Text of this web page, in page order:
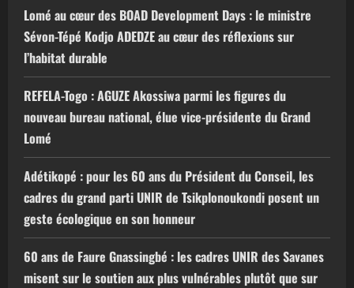
Lomé au cœur des BOAD Development Days : le ministre
Sévon-Tépé Kodjo ADEDZE au cœur des réflexions sur
l’habitat durable
REFELA-Togo : AGUZE Akossiwa parmi les figures du
nouveau bureau national, élue vice-présidente du Grand
Lomé
Adétikopé : pour les 60 ans du Président du Conseil, les
cadres du grand parti UNIR de Tsikplonoukondi posent un
geste écologique en son honneur
60 ans de Faure Gnassingbé : les cadres UNIR des Savanes
misent sur le soutien aux plus vulnérables plutôt que sur